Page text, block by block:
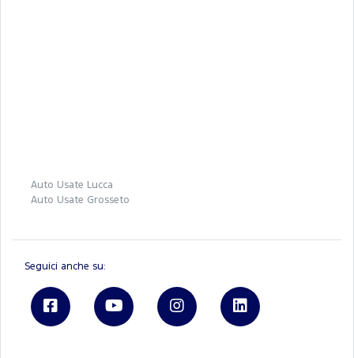
Auto Usate Lucca
Auto Usate Grosseto
Seguici anche su: